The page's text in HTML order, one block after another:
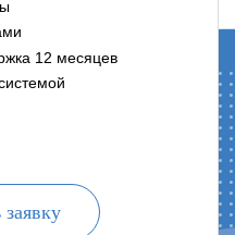
12 месяцев